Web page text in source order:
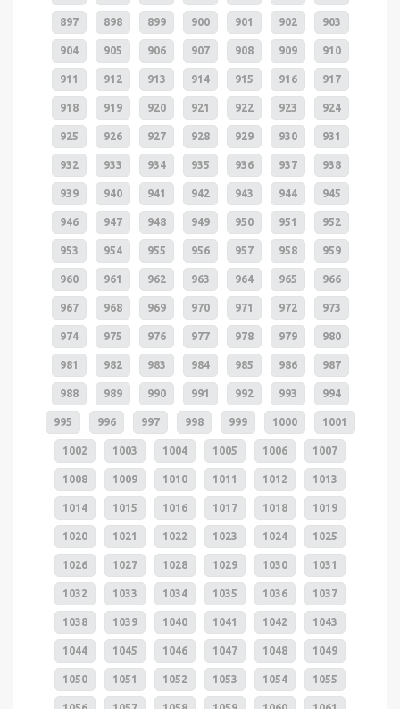
897 898 899 900 901 902 903
904 905 906 907 908 909 910
911 912 913 914 915 916 917
918 919 920 921 922 923 924
925 926 927 928 929 930 931
932 933 934 935 936 937 938
939 940 941 942 943 944 945
946 947 948 949 950 951 952
953 954 955 956 957 958 959
960 961 962 963 964 965 966
967 968 969 970 971 972 973
974 975 976 977 978 979 980
981 982 983 984 985 986 987
988 989 990 991 992 993 994
995 996 997 998 999 1000 1001
1002 1003 1004 1005 1006 1007
1008 1009 1010 1011 1012 1013
1014 1015 1016 1017 1018 1019
1020 1021 1022 1023 1024 1025
1026 1027 1028 1029 1030 1031
1032 1033 1034 1035 1036 1037
1038 1039 1040 1041 1042 1043
1044 1045 1046 1047 1048 1049
1050 1051 1052 1053 1054 1055